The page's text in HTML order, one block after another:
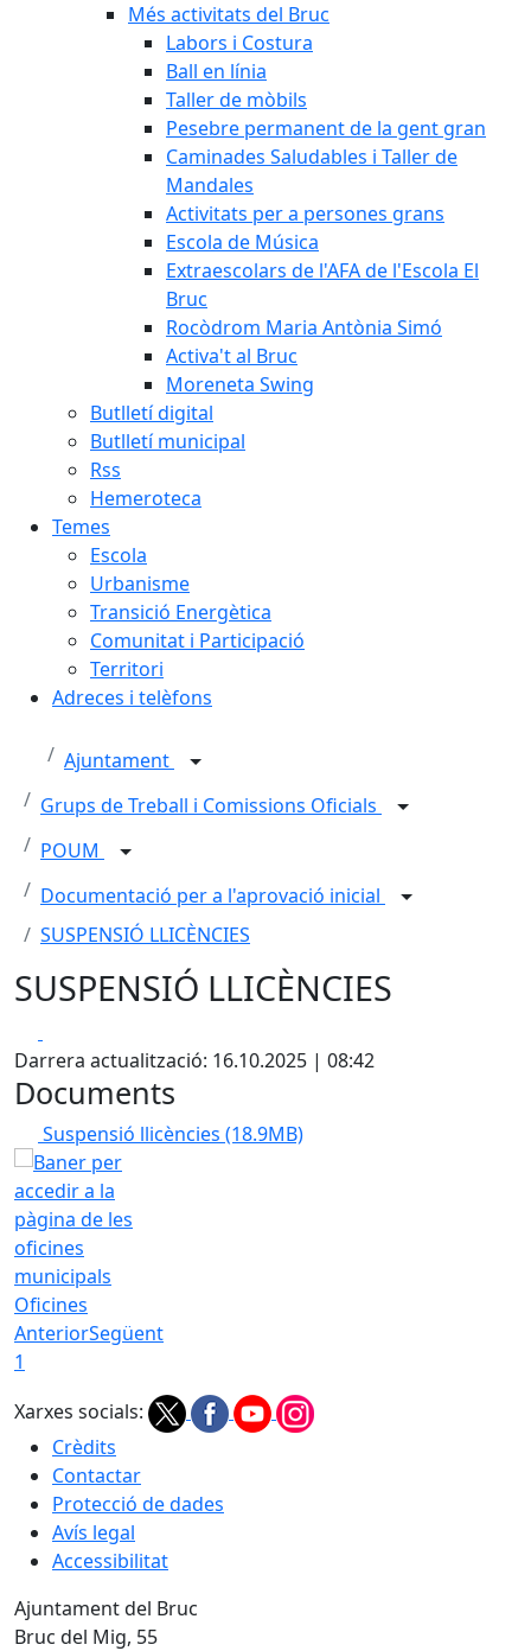
Més activitats del Bruc
Labors i Costura
Ball en línia
Taller de mòbils
Pesebre permanent de la gent gran
Caminades Saludables i Taller de
Mandales
Activitats per a persones grans
Escola de Música
Extraescolars de l'AFA de l'Escola El
Bruc
Rocòdrom Maria Antònia Simó
Activa't al Bruc
Moreneta Swing
Butlletí digital
Butlletí municipal
Rss
Hemeroteca
Temes
Escola
Urbanisme
Transició Energètica
Comunitat i Participació
Territori
Adreces i telèfons
Ajuntament
Grups de Treball i Comissions Oficials
POUM
Documentació per a l'aprovació inicial
SUSPENSIÓ LLICÈNCIES
SUSPENSIÓ LLICÈNCIES
Darrera actualització: 16.10.2025 | 08:42
Documents
Suspensió llicències (18.9MB)
Oficines
AnteriorSegüent
1
Xarxes socials:
Crèdits
Contactar
Protecció de dades
Avís legal
Accessibilitat
Ajuntament del Bruc
Bruc del Mig, 55